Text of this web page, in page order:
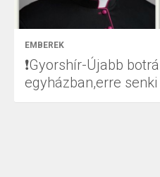
EMBEREK
❗Gyorshír-Újabb
egyházban,erre